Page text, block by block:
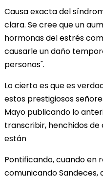
Causa exacta del
clara. Se cree que un
hormonas del estrés
causarle un daño
personas".
Lo cierto es que es
estos prestigiosos
Mayo publicando lo
transcribir, henchidos de
están
Pontificando, cuando en
comunicando Sandeces,